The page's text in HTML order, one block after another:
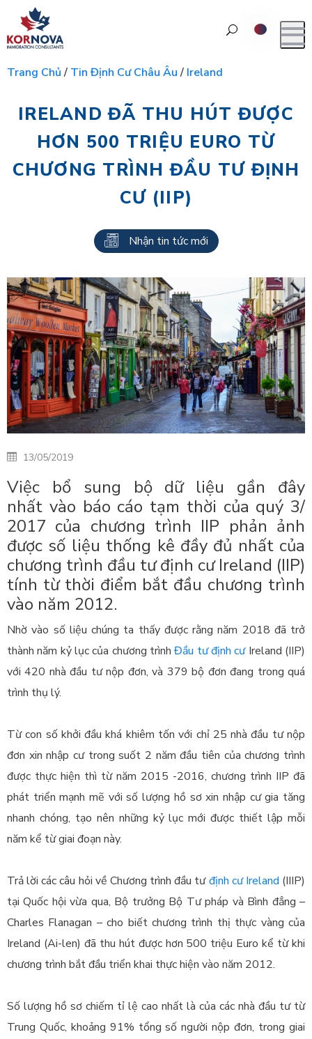
Trang Chủ/ Tin Định Cư Châu Âu/ Ireland
IRELAND ĐÃ THU HÚT ĐƯỢC
HƠN 500 TRIỆU EURO TỪ
CHƯƠNG TRÌNH ĐẦU TƯ ĐỊNH
CƯ (IIP)
Nhận tin tức mới
13/05/2019
Việc bổ sung bộ dữ liệu gần đây
nhất vào báo cáo tạm thời của quý 3/
2017 của chương trình IIP phản ảnh
được số liệu thống kê đầy đủ nhất của
chương trình đầu tư định cư Ireland (IIP)
tính từ thời điểm bắt đầu chương trình
vào năm 2012.
Nhờ vào số liệu chúng ta thấy được rằng năm 2018 đã trở
thành năm kỷ lục của chương trìnhĐầu tư định cưIreland (IIP)
với 420 nhà đầu tư nộp đơn, và 379 bộ đơn đang trong quá
trình thụ lý.
Từ con số khởi đầu khá khiêm tốn với chỉ 25 nhà đầu tư nộp
đơn xin nhập cư trong suốt 2 năm đầu tiên của chương trình
được thực hiện thì từ năm 2015 -2016, chương trình IIP đã
phát triển mạnh mẽ với số lượng hồ sơ xin nhập cư gia tăng
nhanh chóng, tạo nên ​​những kỷ lục mới được thiết lập mỗi
năm kể từ giai đoạn này.
Trả lời các câu hỏi về Chương trình đầu tưđịnh cư Ireland (IIIP)
tại Quốc hội vừa qua, Bộ trưởng Bộ Tư pháp và Bình đẳng –
Charles Flanagan – cho biết chương trình thị thực vàng của
Ireland (Ai-len) đã thu hút được hơn 500 triệu Euro kể từ khi
chương trình bắt đầu triển khai thực hiện vào năm 2012.
Số lượng hồ sơ chiếm tỉ lệ cao nhất là của các nhà đầu tư từ
Trung Quốc, khoảng 91% tổng số người nộp đơn, trong giai